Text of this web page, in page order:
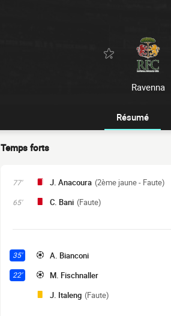
Ravenna
Résumé
Temps forts
77' J. Anacoura (2ème jaune - Faute)
65' C. Bani (Faute)
35' A. Bianconi
22'
M. Fischnaller
J. Italeng (Faute)